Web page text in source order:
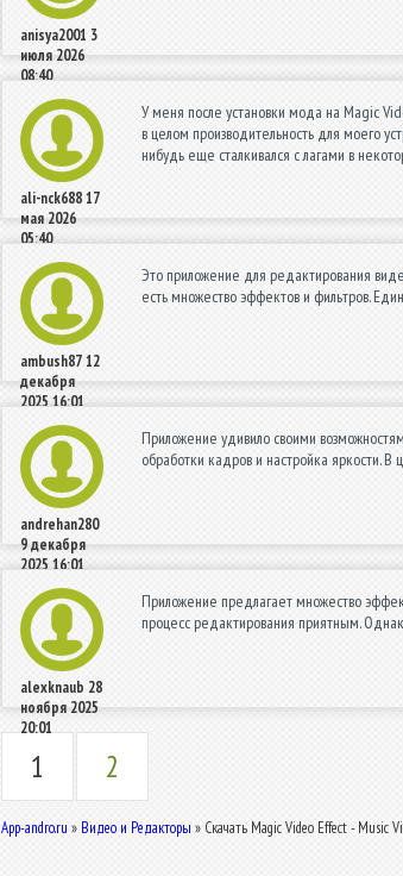
anisya2001 3
июля 2026
08:40
ali-nck68817
мая 2026
05:40
У меня после установки мода на Magic
в целом производительность для моего
нибудь еще сталкивался с лагами в
ambush8712
декабря
2025 16:01
Это приложение для редактирования
есть множество эффектов и фильтров.
andrehan280
9 декабря
2025 16:01
Приложение удивило своими
обработки кадров и настройка яркости.
alexknaub 28
ноября 2025
20:01
Приложение предлагает множество
процесс редактирования приятным.
1 2
App-andro.ru » Видео и Редакторы » Скачать Magic Video Effect - Music